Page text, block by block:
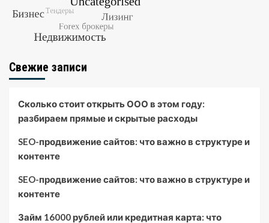
Свежие записи
Сколько стоит открыть ООО в этом году:
разбираем прямые и скрытые расходы
SEO-продвижение сайтов: что важно в структуре и
контенте
SEO-продвижение сайтов: что важно в структуре и
контенте
Займ 16000 рублей или кредитная карта: что